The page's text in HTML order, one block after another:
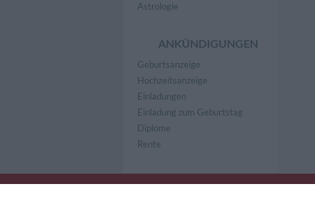
Astrologie
ANKÜNDIGUNGEN
Geburtsanzeige
Hochzeitsanzeige
Einladungen
Einladung zum Geburtstag
Diplome
Rente